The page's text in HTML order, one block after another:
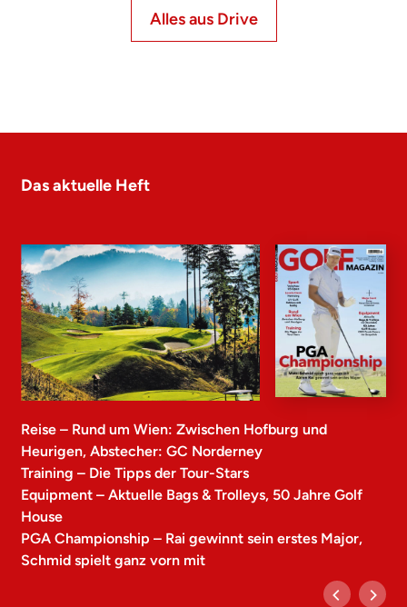
Alles aus Drive
Das aktuelle Heft
Reise – Rund um Wien: Zwischen Hofburg und
Heurigen, Abstecher: GC Norderney
Training – Die Tipps der Tour-Stars
Equipment – Aktuelle Bags & Trolleys, 50 Jahre Golf
House
PGA Championship – Rai gewinnt sein erstes Major,
Schmid spielt ganz vorn mit